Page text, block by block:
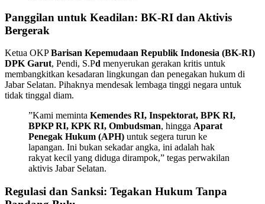
Panggilan untuk Keadilan: BK-RI dan Aktivis
Bergerak
​Ketua OKPBarisan Kepemudaan Republik Indonesia (BK-RI)
DPK Garut, Pendi, S.Pd menyerukan gerakan kritis untuk
membangkitkan kesadaran lingkungan dan penegakan hukum di
Jabar Selatan. Pihaknya mendesak lembaga tinggi negara untuk
tidak tinggal diam.
​”Kami meminta Kemendes RI, Inspektorat, BPK RI,
BPKP RI, KPK RI, Ombudsman, hingga Aparat
Penegak Hukum (APH) untuk segera turun ke
lapangan. Ini bukan sekadar angka, ini adalah hak
rakyat kecil yang diduga dirampok,” tegas perwakilan
aktivis Jabar Selatan.
Regulasi dan Sanksi: Tegakan Hukum Tanpa